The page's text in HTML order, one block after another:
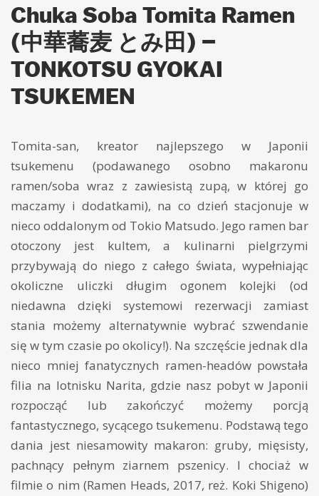
Chuka Soba Tomita Ramen
(中華蕎麦 とみ田) –
TONKOTSU GYOKAI
TSUKEMEN
Tomita-san, kreator najlepszego w Japonii
tsukemenu (podawanego osobno makaronu
ramen/soba wraz z zawiesistą zupą, w której go
maczamy i dodatkami), na co dzień stacjonuje w
nieco oddalonym od Tokio Matsudo. Jego ramen bar
otoczony jest kultem, a kulinarni pielgrzymi
przybywają do niego z całego świata, wypełniając
okoliczne uliczki długim ogonem kolejki (od
niedawna dzięki systemowi rezerwacji zamiast
stania możemy alternatywnie wybrać szwendanie
się w tym czasie po okolicy!). Na szczęście jednak dla
nieco mniej fanatycznych ramen-headów powstała
filia na lotnisku Narita, gdzie nasz pobyt w Japonii
rozpocząć lub zakończyć możemy porcją
fantastycznego, sycącego tsukemenu. Podstawą tego
dania jest niesamowity makaron: gruby, mięsisty,
pachnący pełnym ziarnem pszenicy. I chociaż w
filmie o nim (Ramen Heads, 2017, reż. Koki Shigeno)